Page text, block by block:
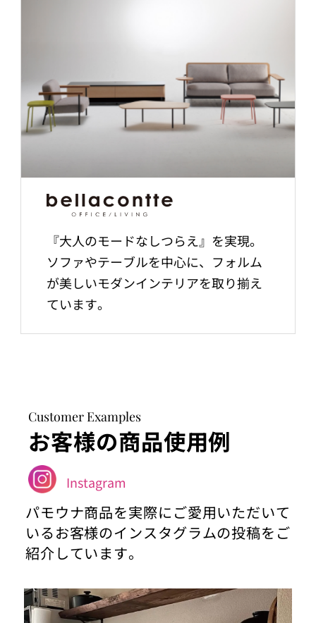
『大人のモードなしつらえ』を実現。
ソファやテーブルを中心に、フォルム
が美しいモダンインテリアを取り揃え
ています。
Customer Examples
お客様の商品使用例
Instagram
パモウナ商品を実際にご愛用いただいて
いるお客様のインスタグラムの投稿をご
紹介しています。